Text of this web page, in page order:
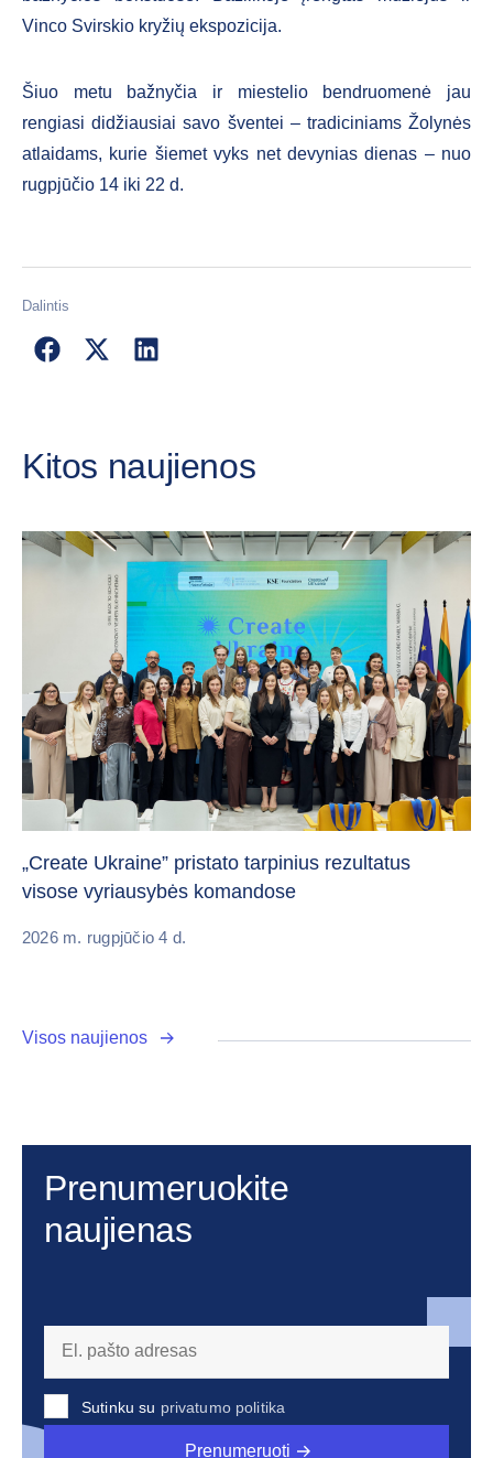
Vinco Svirskio kryžių ekspozicija.
Šiuo metu bažnyčia ir miestelio bendruomenė jau
rengiasi didžiausiai savo šventei – tradiciniams Žolynės
atlaidams, kurie šiemet vyks net devynias dienas – nuo
rugpjūčio 14 iki 22 d.
Dalintis
Kitos naujienos
„Create Ukraine” pristato tarpinius rezultatus
visose vyriausybės komandose
2026 m. rugpjūčio 4 d.
Visos naujienos
Prenumeruokite
naujienas
Sutinku su privatumo politika
Prenumeruoti